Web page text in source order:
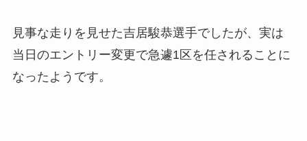
見事な走りを見せた吉居駿恭選手でしたが、実は
当日のエントリー変更で急遽1区を任されることに
なったようです。